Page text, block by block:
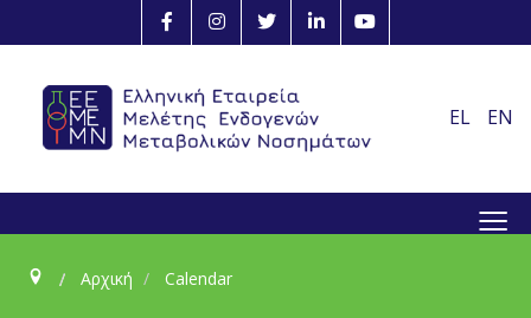
EL EN
≡
Αρχική Calendar